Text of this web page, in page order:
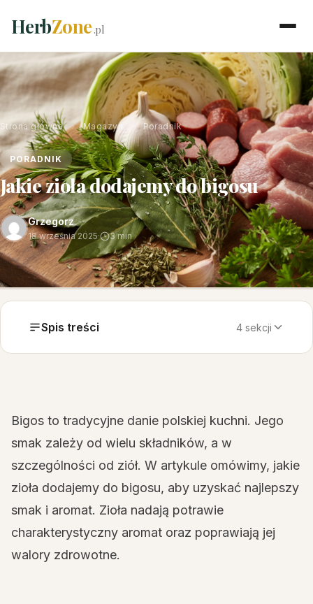
HerbZone.pl
Strona główna › Magazyn Poradnik
PORADNIK
Jakie zioła dodajemy do bigosu
Grzegorz
18 września 2025· 3 min
Spis treści 4 sekcji
Bigos to tradycyjne danie polskiej kuchni. Jego
smak zależy od wielu składników, a w
szczególności od ziół. W artykule omówimy, jakie
zioła dodajemy do bigosu, aby uzyskać najlepszy
smak i aromat. Zioła nadają potrawie
charakterystyczny aromat oraz poprawiają jej
walory zdrowotne.